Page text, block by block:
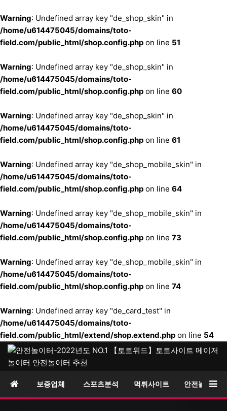
Warning: Undefined array key "de_shop_skin" in
/home/u614475045/domains/toto-
field.com/public_html/shop.config.php on line 51
Warning: Undefined array key "de_shop_skin" in
/home/u614475045/domains/toto-
field.com/public_html/shop.config.php on line 60
Warning: Undefined array key "de_shop_skin" in
/home/u614475045/domains/toto-
field.com/public_html/shop.config.php on line 61
Warning: Undefined array key "de_shop_mobile_skin" in
/home/u614475045/domains/toto-
field.com/public_html/shop.config.php on line 64
Warning: Undefined array key "de_shop_mobile_skin" in
/home/u614475045/domains/toto-
field.com/public_html/shop.config.php on line 73
Warning: Undefined array key "de_shop_mobile_skin" in
/home/u614475045/domains/toto-
field.com/public_html/shop.config.php on line 74
Warning: Undefined array key "de_card_test" in
/home/u614475045/domains/toto-
field.com/public_html/extend/shop.extend.php on line 54
메뉴 보증업체 스포츠분석 먹튀사이트 안전놀이터